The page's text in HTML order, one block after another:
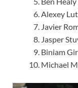
Alexey
Javier
Jasper
Biniam
Michael